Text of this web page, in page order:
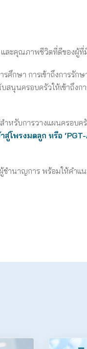
ละคุณภาพชีวิตที่ดีของผู้ที่
ษา การเข้าถึงการรัก
สนุนครอบครัวให้เข้าถึงก
หรับการวางแผนครอบค
โพรงมดลูก หรือ ‘PGT-
ชำนาญการ พร้อมให้คำแ